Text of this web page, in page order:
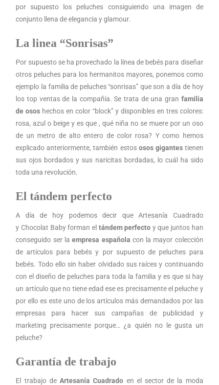
por supuesto los peluches consiguiendo una imagen de
conjunto llena de elegancia y glamour.
La linea “Sonrisas”
Por supuesto se ha provechado la línea de bebés para diseñar
otros peluches para los hermanitos mayores, ponemos como
ejemplo la familia de peluches “sonrisas” que son a día de hoy
los top ventas de la compañía. Se trata de una gran familia
de osos hechos en color “block” y disponibles en tres colores:
rosa, azul o beige y es que , qué niña no se muere por un oso
de un metro de alto entero de color rosa? Y como hemos
explicado anteriormente, también estos osos gigantestienen
sus ojos bordados y sus naricitas bordadas, lo cuál ha sido
toda una revolución.
El tándem perfecto
A día de hoy podemos decir que Artesanía Cuadrado
y Chocolat Baby forman el tándem perfecto y que juntos han
conseguido ser laempresa española con la mayor colección
de artículos para bebés y por supuesto de peluches para
bebés. Todo ello sin haber olvidado sus raíces y continuando
con el diseño de peluches para toda la familia y es que si hay
un artículo que no tiene edad ese es precisamente el peluche y
por ello es este uno de los artículos más demandados por las
empresas para hacer sus campañas de publicidad y
marketing precisamente porque… ¿a quién no le gusta un
peluche?
Garantía de trabajo
El trabajo deArtesanía Cuadrado en el sector de la moda